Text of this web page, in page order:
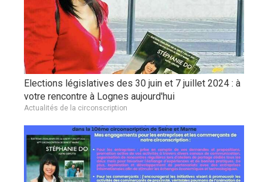
Elections législatives des 30 juin et 7 juillet 2024 : à
votre rencontre à Lognes aujourd'hui
Actualités de la circonscription